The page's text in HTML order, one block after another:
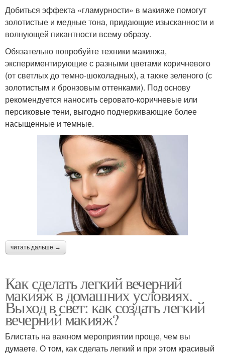
Добиться эффекта «гламурности» в макияже помогут
золотистые и медные тона, придающие изысканности и
волнующей пикантности всему образу.
Обязательно попробуйте техники макияжа,
экспериментирующие с разными цветами коричневого
(от светлых до темно-шоколадных), а также зеленого (с
золотистым и бронзовым оттенками). Под основу
рекомендуется наносить серовато-коричневые или
персиковые тени, выгодно подчеркивающие более
насыщенные и темные.
читать дальше →
Как сделать легкий вечерний
макияж в домашних условиях.
Выход в свет: как создать легкий
вечерний макияж?
Блистать на важном мероприятии проще, чем вы
думаете. О том, как сделать легкий и при этом красивый